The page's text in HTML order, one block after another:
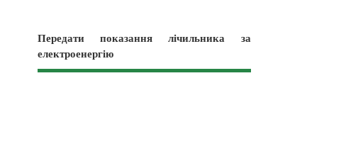
Передати показання лічильника за
електроенергію